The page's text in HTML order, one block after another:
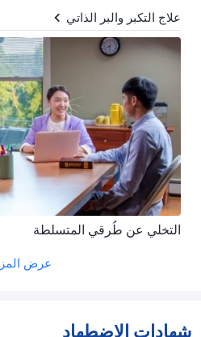
علاج التكبر والبر الذاتي
التخلي عن طُرقي المتسلطة
عرض
شهادات الاضطهاد